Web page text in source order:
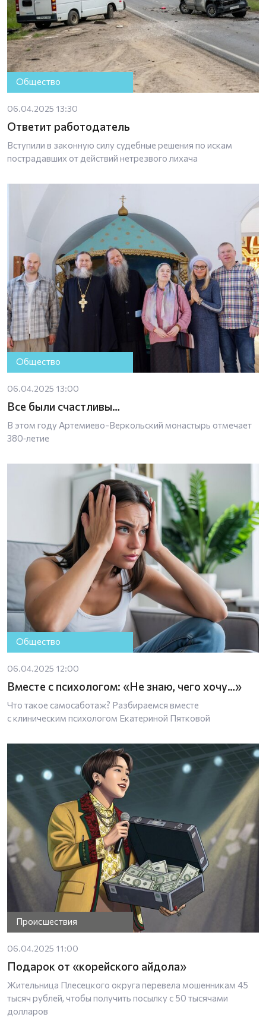
Общество
06.04.2025 13:30
Ответит работодатель
Вступили в законную силу судебные решения по искам
пострадавших от действий нетрезвого лихача
Общество
06.04.2025 13:00
Все были счастливы…
В этом году Артемиево-Веркольский монастырь отмечает
380‑летие
Общество
06.04.2025 12:00
Вместе с психологом: «Не знаю, чего хочу…»
Что такое самосаботаж? Разбираемся вместе
с клиническим психологом Екатериной Пятковой
Происшествия
06.04.2025 11:00
Подарок от «корейского айдола»
Жительница Плесецкого округа перевела мошенникам 45
тысяч рублей, чтобы получить посылку с 50 тысячами
долларов